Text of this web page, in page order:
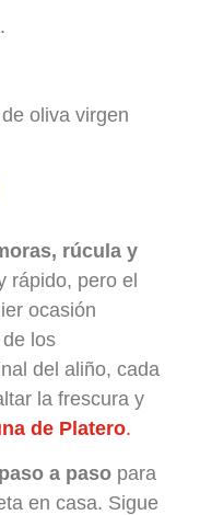
oliva virgen
rúcula y
rápido, pero el
ocasión
los
del aliño, cada
la frescura y
de Platero.
a pasopara
en casa. Sigue